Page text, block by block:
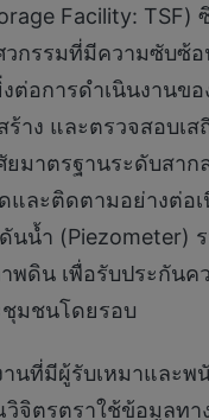
Facility: TSF)
วกรรมที่มีความซับซ้
ต่อการดำเนินงานขอ
าง และตรวจสอบเส
ยมาตรฐานระดับสาก
และติดตามอย่างต่อเ
นน้ำ (Piezometer)
ดิน เพื่อรับประกันค
มชนโดยรอบ
นที่มีผู้รับเหมาและพ
จิตรตราใช้ข้อมูลทา